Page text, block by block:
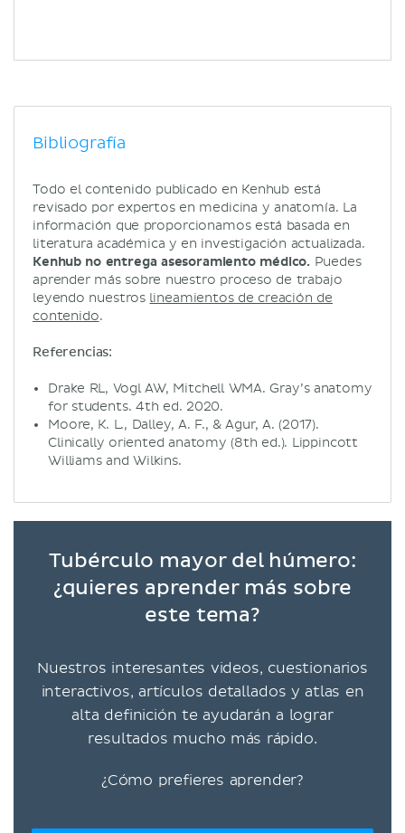
Bibliografía
Todo el contenido publicado en Kenhub está
revisado por expertos en medicina y anatomía. La
información que proporcionamos está basada en
literatura académica y en investigación actualizada.
Kenhub no entrega asesoramiento médico. Puedes
aprender más sobre nuestro proceso de trabajo
leyendo nuestros lineamientos de creación de
contenido.
Referencias:
Drake RL, Vogl AW, Mitchell WMA. Gray’s anatomy
for students. 4th ed. 2020.
Moore, K. L., Dalley, A. F., & Agur, A. (2017).
Clinically oriented anatomy (8th ed.). Lippincott
Williams and Wilkins.
Tubérculo mayor del húmero:
¿quieres aprender más sobre
este tema?
Nuestros interesantes videos, cuestionarios
interactivos, artículos detallados y atlas en
alta definición te ayudarán a lograr
resultados mucho más rápido.
¿Cómo prefieres aprender?